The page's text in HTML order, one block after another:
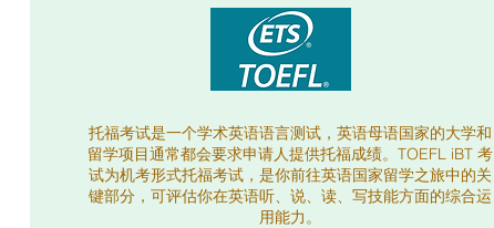
托福考试是一个学术英语语言测试，英语母语国家的大学和
留学项目通常都会要求申请人提供托福成绩。TOEFL iBT 考
试为机考形式托福考试，是你前往英语国家留学之旅中的关
键部分，可评估你在英语听、说、读、写技能方面的综合运
用能力。